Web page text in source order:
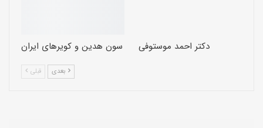
سون هدین و کویرهای ایران دکتر احمد موستوفی
قبلی